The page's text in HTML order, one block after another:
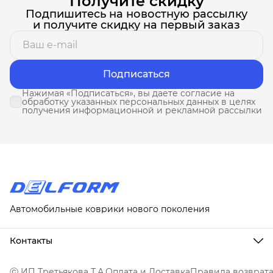
Подпишитесь на новостную рассылку
и получите скидку на первый заказ
Подписаться
Нажимая «Подписаться», вы даете согласие на
обработку указанных персональных данных в целях
получения информационной и рекламной рассылки
Автомобильные коврики нового поколения
Контакты